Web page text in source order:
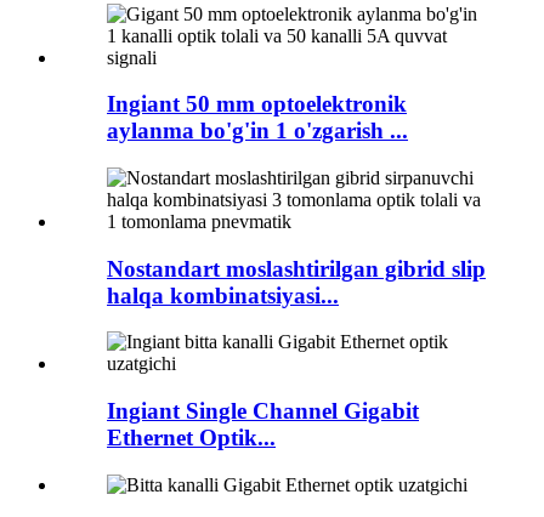
Ingiant 50 mm optoelektronik
aylanma bo'g'in 1 o'zgarish ...
Nostandart moslashtirilgan gibrid slip
halqa kombinatsiyasi...
Ingiant Single Channel Gigabit
Ethernet Optik...